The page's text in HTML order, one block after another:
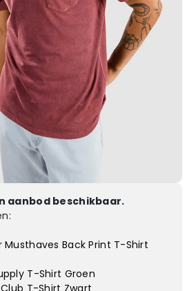
aanbod beschikbaar.
Musthaves Back Print T-Shirt
T-Shirt Groen
T-Shirt Zwart